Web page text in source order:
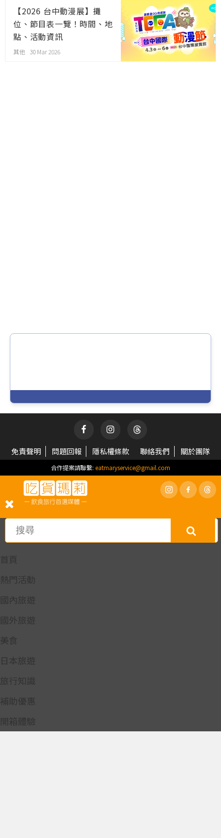
【2026 台中動漫展】攤
位、節目表一覽！時間、地
點、活動資訊
其他 30 Mar 2026
免責聲明 問題回報 隱私權條款 聯絡我們 關於團隊
合作提案請聯繫: eatmaryservice@gmail.com
首頁
熱門活動
國內旅遊
國外旅遊
美食
日本旅遊
旅行知識
補助優惠
開箱體驗